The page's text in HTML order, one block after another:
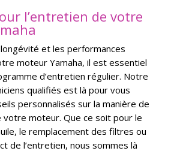
l’entretien de votre
et les performances
moteur Yamaha, il est essentiel
d’entretien régulier. Notre
qualifiés est là pour vous
personnalisés sur la manière de
votre moteur. Que ce soit pour le
le remplacement des filtres ou
de l’entretien, nous sommes là